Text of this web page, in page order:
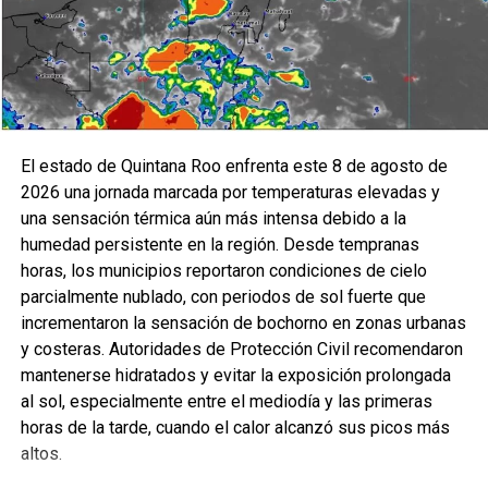
El estado de Quintana Roo enfrenta este 8 de agosto de
2026 una jornada marcada por temperaturas elevadas y
una sensación térmica aún más intensa debido a la
humedad persistente en la región. Desde tempranas
horas, los municipios reportaron condiciones de cielo
parcialmente nublado, con periodos de sol fuerte que
incrementaron la sensación de bochorno en zonas urbanas
y costeras. Autoridades de Protección Civil recomendaron
mantenerse hidratados y evitar la exposición prolongada
al sol, especialmente entre el mediodía y las primeras
horas de la tarde, cuando el calor alcanzó sus picos más
altos.